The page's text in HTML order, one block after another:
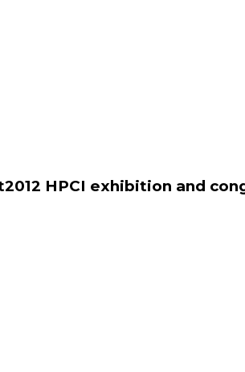
2012 HPCI exhibition and